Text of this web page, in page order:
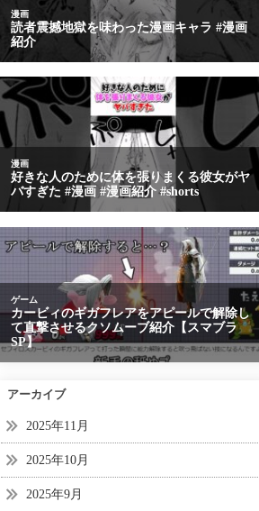
アーカイブ
2025年11月
2025年10月
2025年9月